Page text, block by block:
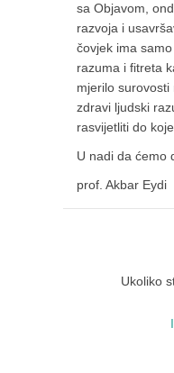
sa Objavom,
razvoja i
čovjek ima
razuma i fitreta
mjerilo
zdravi ljudski
rasvijetliti do
U nadi da ćemo
prof. Akbar Eydi
Ukoliko